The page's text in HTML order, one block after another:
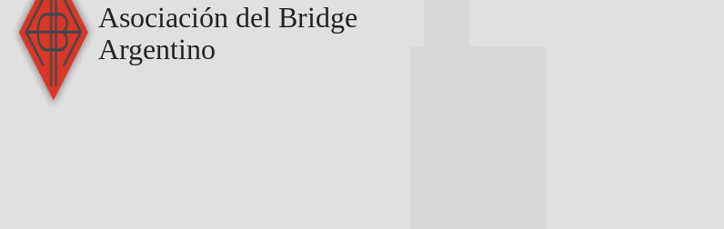
Asociación del Bridge
Argentino